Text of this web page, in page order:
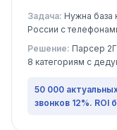
Задача: Нужна база
России с
Решение: Парсер
8 категориям с
50 000
звонков 12%. ROI